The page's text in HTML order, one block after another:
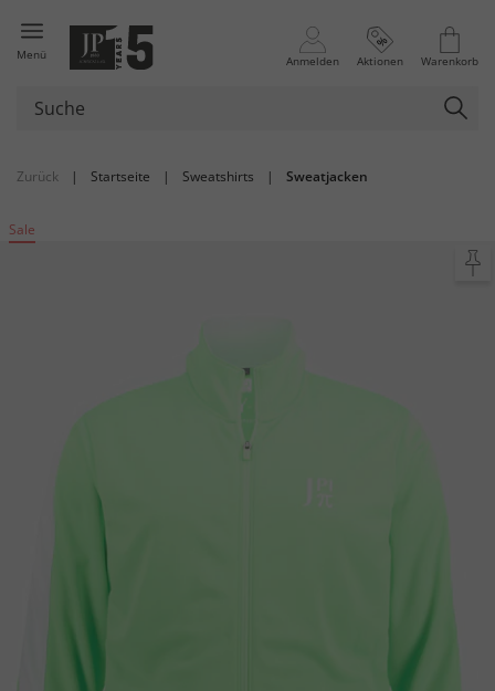
Menü Anmelden Aktionen Warenkorb
Zurück | Startseite | Sweatshirts | Sweatjacken
Sale